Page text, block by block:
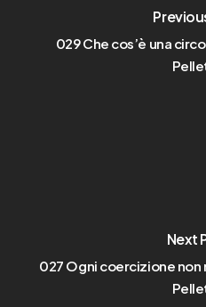
029 Che cos’è una
Next
027 Ogni coercizione non